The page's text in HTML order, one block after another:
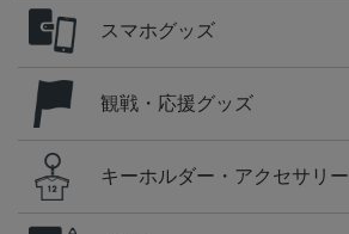
スマホグッズ
観戦・応援グッズ
キーホルダー・アクセサリー